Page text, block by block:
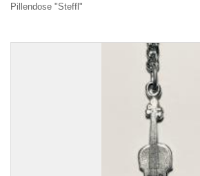
Pillendose "Steffl"